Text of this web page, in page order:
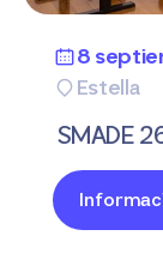
8
Estella
SMADE